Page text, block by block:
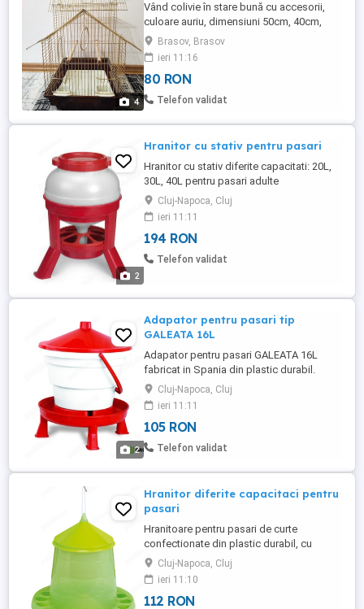
4
Vând colivie în stare bună cu accesorii,
culoare auriu, dimensiuni 50cm, 40cm,
35cm, 27cm.
Brasov, Brasov
ieri 11:16
80 RON
Telefon validat
2
Hranitor cu stativ pentru pasari
Hranitor cu stativ diferite capacitati: 20L,
30L, 40L pentru pasari adulte
Descriere:Hranitor cu stativ pentru pasari
fabricat in Spania din plastic durabil cu
diferite capacitati: 20L, 30L, 40L. Datorita
faptului ca hranitoarea este prevazuta cu
trepied, hrana va fi in permanenta curata
Cluj-Napoca, Cluj
ieri 11:11
194 RON
Telefon validat
2
Adapator pentru pasari tip
GALEATA 16L
Adapator pentru pasari GALEATA 16L
fabricat in Spania din plastic durabil.
Descriere: Adapatoare are o formă de
găleată, umplerea se face cu usurinta prin
ridicarea capacului rosu aflat in partea
superiara, convenabil de transportat
datorita mânerului său larg. Adapatoarea
Cluj-Napoca, Cluj
ieri 11:11
105 RON
Telefon validat
Hranitor diferite capacitaci pentru
pasari
Hranitoare pentru pasari de curte
confectionate din plastic durabil, cu
diferite capacitati. Umplere usoara cu
cantitate mare de hrana furaj, risipa
minima de hrana furaj. Hranitorul dispune
de un grilaj care nu permite risipa de hrana
Cluj-Napoca, Cluj
ieri 11:10
112 RON